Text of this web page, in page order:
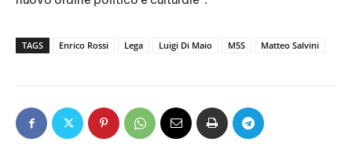
TAGS Enrico Rossi Lega Luigi Di Maio M5S Matteo Salvini